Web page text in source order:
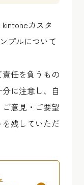
カスタ
プルについて
任を負うもの
に注意し、自
意見・ご要望
残していただ